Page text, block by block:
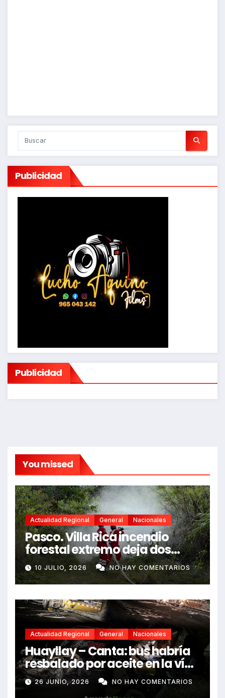
Publicidad
Publicidad
You missed
Actualidad Regional General Nacionales
Pasco. Villa Rica incendio
forestal extremo deja dos
fallecidos y heridos
10 JULIO, 2026 NO HAY COMENTARIOS
Actualidad Regional General Nacionales
Huayllay – Canta: bus habría
resbalado por aceite en la vía
e impactó auto siniestrado
dejando dos fallecidos
26 JUNIO, 2026 NO HAY COMENTARIOS